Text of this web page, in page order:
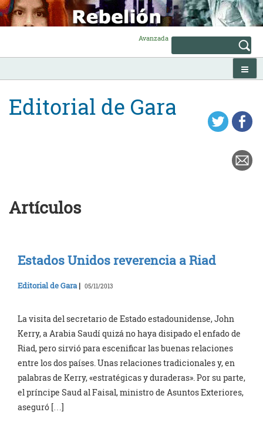
Skip
to
content
Avanzada
Editorial de Gara
Artículos
Estados Unidos reverencia a Riad
Editorial de Gara | 05/11/2013
La visita del secretario de Estado estadounidense, John
Kerry, a Arabia Saudí quizá no haya disipado el enfado de
Riad, pero sirvió para escenificar las buenas relaciones
entre los dos países. Unas relaciones tradicionales y, en
palabras de Kerry, «estratégicas y duraderas». Por su parte,
el príncipe Saud al Faisal, ministro de Asuntos Exteriores,
aseguró […]